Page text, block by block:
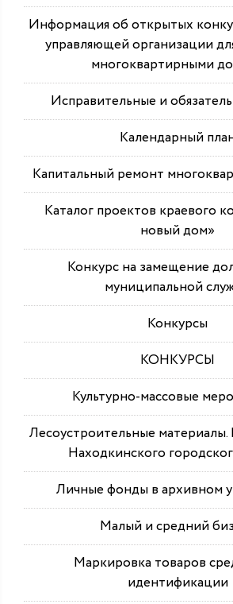
Информация об открытых
управляющей организации
многоквартирными
Исправительные и
Календарный
Капитальный ремонт
Каталог проектов краевого
новый дом»
Конкурс на замещение
муниципальной
Конкурсы
КОНКУРСЫ
Культурно-массовые
Лесоустроительные материалы.
Находкинского
Личные фонды в архивном
Малый и средний
Маркировка товаров
идентификации